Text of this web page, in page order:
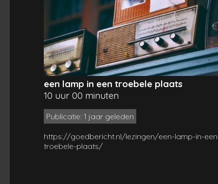
een lamp in een troebele plaats
10 uur 00 minuten
Publicatie: 1 jaar geleden
https://goedbericht.nl/lezingen/een-lamp-in-
troebele-plaats/